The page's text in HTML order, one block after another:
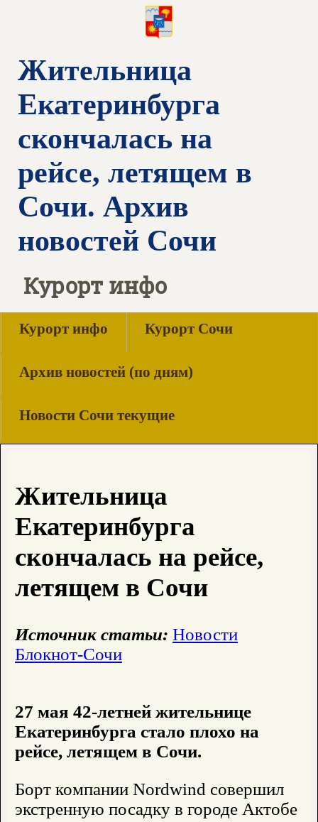
Жительница
Екатеринбурга
скончалась на
рейсе, летящем в
Сочи. Архив
новостей Сочи
Курорт инфо
Курорт инфо Курорт Сочи
Архив новостей (по дням)
Новости Сочи текущие
Жительница
Екатеринбурга
скончалась на рейсе,
летящем в Сочи
Источник статьи: Новости
Блокнот-Сочи
27 мая 42-летней жительнице
Екатеринбурга стало плохо на
рейсе, летящем в Сочи.
Борт компании Nordwind совершил
экстренную посадку в городе Актобе